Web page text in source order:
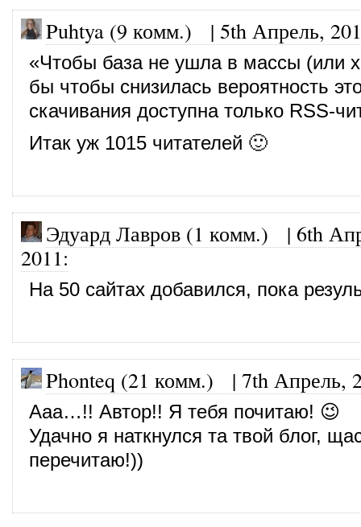
Puhtya (9 комм.) | 5th Апрель,
«Чтобы база не ушла в массы (или
бы чтобы снизилась вероятность
скачивания доступна только RSS-
Итак уж 1015 читателей 🙂
Эдуард Лавров (1 комм.) | 6th
2011:
На 50 сайтах добавился, пока
Phonteq (21 комм.) | 7th Апрель,
Ааа…!! Автор!! Я тебя почитаю! 😉
Удачно я наткнулся та твой блог,
перечитаю!))